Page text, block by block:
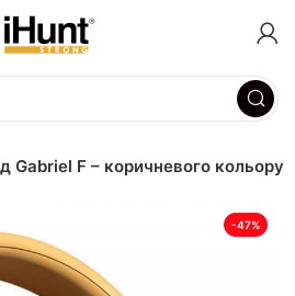
Gabriel F – коричневого кольору
-47%